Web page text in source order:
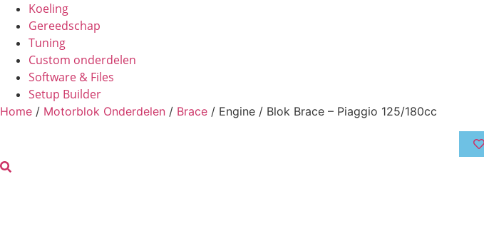
Koeling
Gereedschap
Tuning
Custom onderdelen
Software & Files
Setup Builder
Home / Motorblok Onderdelen / Brace / Engine / Blok Brace – Piaggio 125/180cc